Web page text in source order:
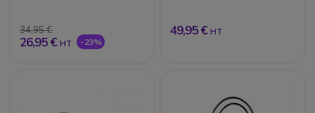
34,95 €
26,95 € HT -23%
49,95 € HT